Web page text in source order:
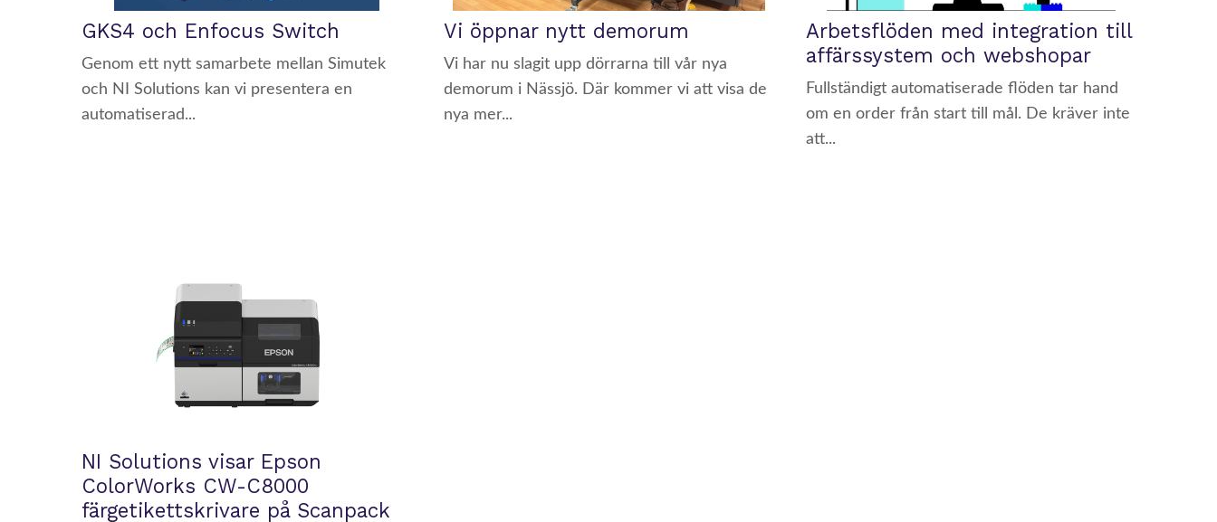
GKS4 och Enfocus Switch
Genom ett nytt samarbete mellan Simutek
och NI Solutions kan vi presentera en
automatiserad...
Vi öppnar nytt demorum
Vi har nu slagit upp dörrarna till vår nya
demorum i Nässjö. Där kommer vi att visa de
nya mer...
Arbetsflöden med integration till
affärssystem och webshopar
Fullständigt automatiserade flöden tar hand
om en order från start till mål. De kräver inte
att...
NI Solutions visar Epson
ColorWorks CW-C8000
färgetikettskrivare på Scanpack